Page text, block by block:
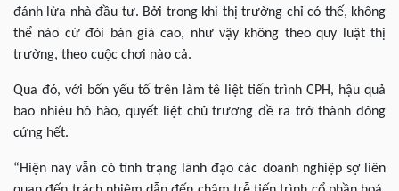
đánh lừa nhà đầu tư. Bởi trong khi thị trường chỉ có thế, không
thể nào cứ đòi bán giá cao, như vậy không theo quy luật thị
trường, theo cuộc chơi nào cả.
Qua đó, với bốn yếu tố trên làm tê liệt tiến trình CPH, hậu quả
bao nhiêu hô hào, quyết liệt chủ trương đề ra trở thành đông
cứng hết.
“Hiện nay vẫn có tình trạng lãnh đạo các doanh nghiệp sợ liên